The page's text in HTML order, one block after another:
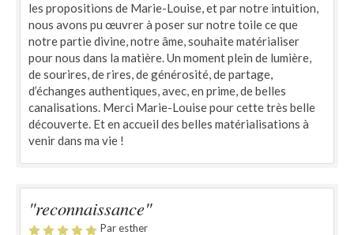
les propositions de Marie-Louise, et par notre intuition,
nous avons pu œuvrer à poser sur notre toile ce que
notre partie divine, notre âme, souhaite matérialiser
pour nous dans la matière. Un moment plein de lumière,
de sourires, de rires, de générosité, de partage,
d’échanges authentiques, avec, en prime, de belles
canalisations. Merci Marie-Louise pour cette très belle
découverte. Et en accueil des belles matérialisations à
venir dans ma vie !
"reconnaissance"
Par esther